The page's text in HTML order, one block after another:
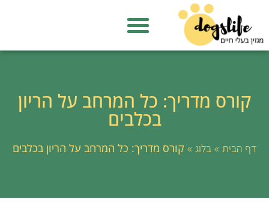
קורס מדריך: כל המרחב על הריון
בכלבים
דף הבית »בלוג »קורס מדריך: כל המרחב על הריון בכלבים